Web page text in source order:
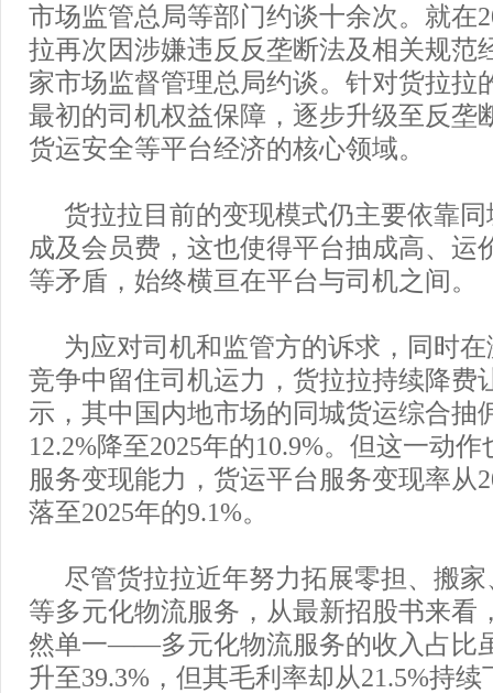
市场监管总局等部门约谈十余次。就在
拉再次因涉嫌违反反垄断法及相关规范
家市场监督管理总局约谈。针对货拉拉
最初的司机权益保障，逐步升级至反垄
货运安全等平台经济的核心领域。
货拉拉目前的变现模式仍主要依靠
成及会员费，这也使得平台抽成高、运
等矛盾，始终横亘在平台与司机之间。
为应对司机和监管方的诉求，同时
竞争中留住司机运力，货拉拉持续降费
示，其中国内地市场的同城货运综合抽
12.2%降至2025年的10.9%。但这一动
服务变现能力，货运平台服务变现率从
落至2025年的9.1%。
尽管货拉拉近年努力拓展零担、搬
等多元化物流服务，从最新招股书来看
然单一——多元化物流服务的收入占比
升至39.3%，但其毛利率却从21.5%持续